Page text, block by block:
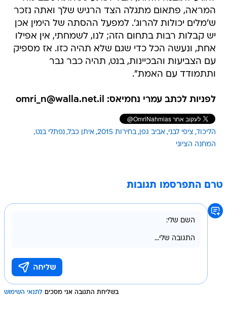
המראה, פתאום מתגלה הצד הרגיש שלך ואתה נזכר
ש'מלים יכולות להרוג'. למפעל ההסתה של הימין אכן
יש קבלות רבות בתחום הזה; לנו, לשמחתי, אין אפילו
אחת, ונעשה הכל כדי שגם שלא תהיה כזו. אז מספיק
עם הצביעות והבכיינות, בנט, תהיה כבר גבר
ותתמודד עם האמת".
לפניות לכתב עמרי נחמיאס: omri_n@walla.net.il
הליכוד ציפי לבני אביב גפן בחירות 2015 איתן כבל נפתלי בנט
המחנה הציוני
טרם התפרסמו תגובות
בשליחת התגובה אני מסכים לתנאי השימוש